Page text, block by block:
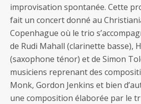
improvisation spontanée. Cette
fait un concert donné au
Copenhague où le trio
de Rudi Mahall (clarinette basse),
(saxophone ténor) et de Simon
musiciens reprenant des
Monk, Gordon Jenkins et bien
une composition élaborée par le